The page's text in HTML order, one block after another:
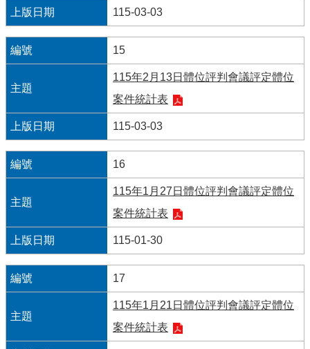
115-03-03
15
115年2月13日體位評判會議評定體位
案件統計表
115-03-03
16
115年1月27日體位評判會議評定體位
案件統計表
115-01-30
17
115年1月21日體位評判會議評定體位
案件統計表